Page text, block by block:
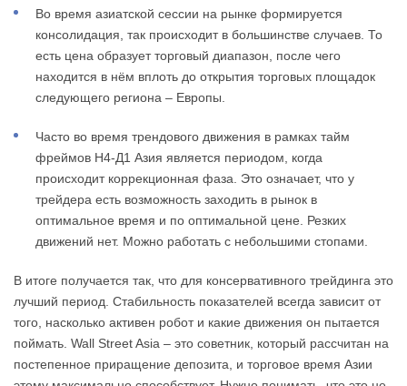
Во время азиатской сессии на рынке формируется
консолидация, так происходит в большинстве случаев. То
есть цена образует торговый диапазон, после чего
находится в нём вплоть до открытия торговых площадок
следующего региона – Европы.
Часто во время трендового движения в рамках тайм
фреймов Н4-Д1 Азия является периодом, когда
происходит коррекционная фаза. Это означает, что у
трейдера есть возможность заходить в рынок в
оптимальное время и по оптимальной цене. Резких
движений нет. Можно работать с небольшими стопами.
В итоге получается так, что для консервативного трейдинга это
лучший период. Стабильность показателей всегда зависит от
того, насколько активен робот и какие движения он пытается
поймать. Wall Street Asia – это советник, который рассчитан на
постепенное приращение депозита, и торговое время Азии